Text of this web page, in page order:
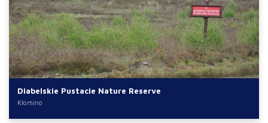
Diabelskie Pustacie Nature Reserve
Kłomino